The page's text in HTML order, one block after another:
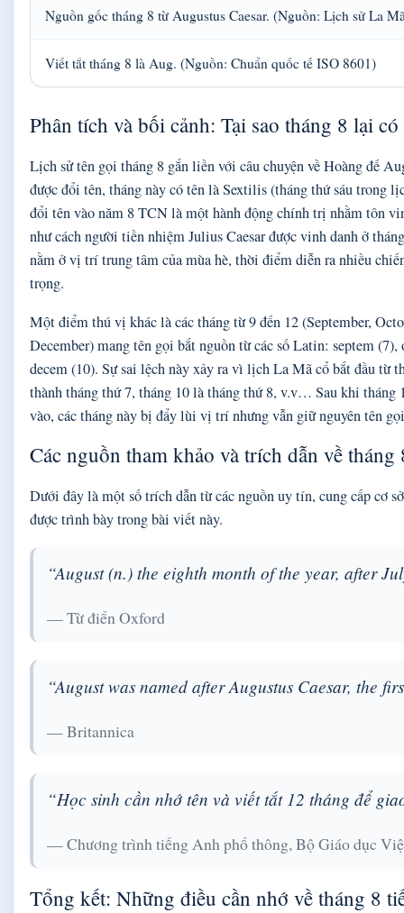
Nguồn gốc tháng 8 từ Augustus Caesar. (Nguồn: Lịch sử La
Viết tắt tháng 8 là Aug. (Nguồn: Chuẩn quốc tế ISO 8601)
Phân tích và bối cảnh: Tại sao tháng 8 lại
Lịch sử tên gọi tháng 8 gắn liền với câu chuyện về Hoàng đế
được đổi tên, tháng này có tên là Sextilis (tháng thứ sáu trong
đổi tên vào năm 8 TCN là một hành động chính trị nhằm tôn
như cách người tiền nhiệm Julius Caesar được vinh danh ở
nằm ở vị trí trung tâm của mùa hè, thời điểm diễn ra nhiều
trọng.
Một điểm thú vị khác là các tháng từ 9 đến 12 (September,
December) mang tên gọi bắt nguồn từ các số Latin: septem (7),
decem (10). Sự sai lệch này xảy ra vì lịch La Mã cổ bắt đầu từ
thành tháng thứ 7, tháng 10 là tháng thứ 8, v.v… Sau khi tháng
vào, các tháng này bị đẩy lùi vị trí nhưng vẫn giữ nguyên tên
Các nguồn tham khảo và trích dẫn về tháng
Dưới đây là một số trích dẫn từ các nguồn uy tín, cung cấp cơ
được trình bày trong bài viết này.
“August (n.) the eighth month of the year, after
— Từ điển Oxford
“August was named after Augustus Caesar, the
— Britannica
“Học sinh cần nhớ tên và viết tắt 12 tháng để
— Chương trình tiếng Anh phổ thông, Bộ Giáo dục
Tổng kết: Những điều cần nhớ về tháng 8